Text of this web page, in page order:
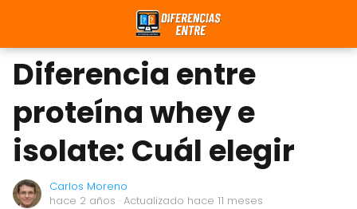
Diferencia entre
proteína whey e
isolate: Cuál elegir
Carlos Moreno
hace 2 años · Actualizado hace 11 meses